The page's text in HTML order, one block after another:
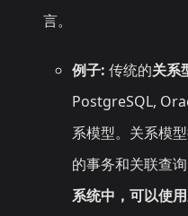
言。
例子: 传统的关系
PostgreSQL,
系模型。关系模
的事务和关联查询
系统中，可以使